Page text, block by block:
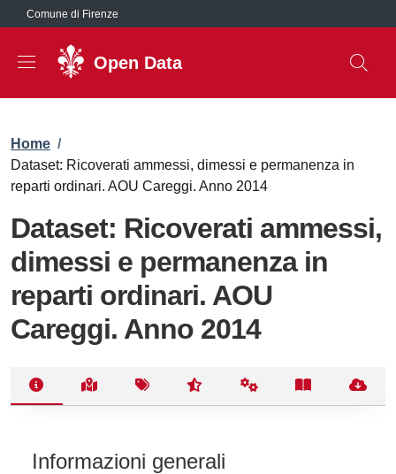
Salta al contenuto principale
Comune di Firenze
Open Data
Briciole di pane
Home /
Dataset: Ricoverati ammessi, dimessi e permanenza in
reparti ordinari. AOU Careggi. Anno 2014
Dataset: Ricoverati ammessi,
dimessi e permanenza in
reparti ordinari. AOU
Careggi. Anno 2014
Informazioni generali